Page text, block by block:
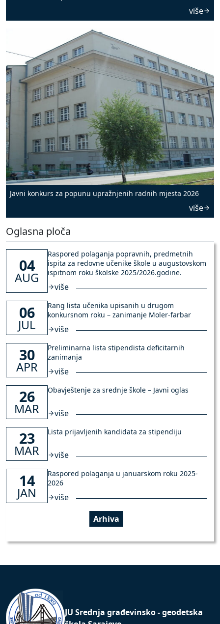
više
Javni konkurs za popunu upražnjenih radnih mjesta 2026
više
Oglasna ploča
04
AUG
Raspored polaganja popravnih, predmetnih
ispita za redovne učenike škole u augustovskom
ispitnom roku školske 2025/2026.godine.
više
06
JUL
Rang lista učenika upisanih u drugom
konkursnom roku – zanimanje Moler-farbar
više
30
APR
Preliminarna lista stipendista deficitarnih
zanimanja
više
26
MAR
Obavještenje za srednje škole – Javni oglas
više
23
MAR
Lista prijavljenih kandidata za stipendiju
više
14
JAN
Raspored polaganja u januarskom roku 2025-
2026
više
Arhiva
JU Srednja građevinsko - geodetska